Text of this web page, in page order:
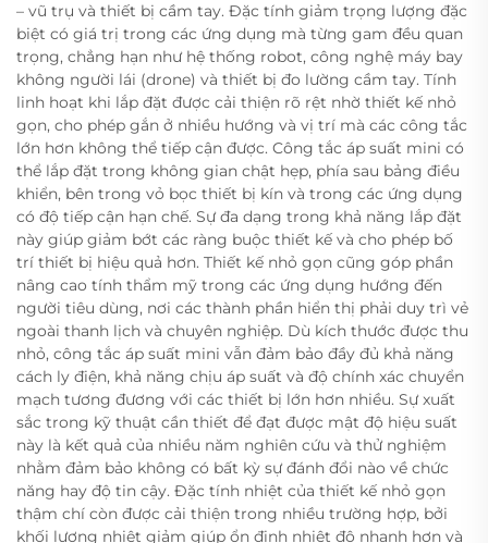
– vũ trụ và thiết bị cầm tay. Đặc tính giảm trọng lượng đặc
biệt có giá trị trong các ứng dụng mà từng gam đều quan
trọng, chẳng hạn như hệ thống robot, công nghệ máy bay
không người lái (drone) và thiết bị đo lường cầm tay. Tính
linh hoạt khi lắp đặt được cải thiện rõ rệt nhờ thiết kế nhỏ
gọn, cho phép gắn ở nhiều hướng và vị trí mà các công tắc
lớn hơn không thể tiếp cận được. Công tắc áp suất mini có
thể lắp đặt trong không gian chật hẹp, phía sau bảng điều
khiển, bên trong vỏ bọc thiết bị kín và trong các ứng dụng
có độ tiếp cận hạn chế. Sự đa dạng trong khả năng lắp đặt
này giúp giảm bớt các ràng buộc thiết kế và cho phép bố
trí thiết bị hiệu quả hơn. Thiết kế nhỏ gọn cũng góp phần
nâng cao tính thẩm mỹ trong các ứng dụng hướng đến
người tiêu dùng, nơi các thành phần hiển thị phải duy trì vẻ
ngoài thanh lịch và chuyên nghiệp. Dù kích thước được thu
nhỏ, công tắc áp suất mini vẫn đảm bảo đầy đủ khả năng
cách ly điện, khả năng chịu áp suất và độ chính xác chuyển
mạch tương đương với các thiết bị lớn hơn nhiều. Sự xuất
sắc trong kỹ thuật cần thiết để đạt được mật độ hiệu suất
này là kết quả của nhiều năm nghiên cứu và thử nghiệm
nhằm đảm bảo không có bất kỳ sự đánh đổi nào về chức
năng hay độ tin cậy. Đặc tính nhiệt của thiết kế nhỏ gọn
thậm chí còn được cải thiện trong nhiều trường hợp, bởi
khối lượng nhiệt giảm giúp ổn định nhiệt độ nhanh hơn và